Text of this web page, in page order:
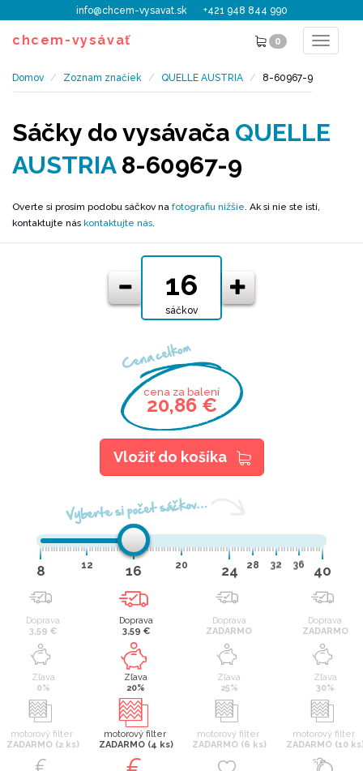
info@chcem-vysavat.sk +421 948 844 990
chcem-vysávať 0
Toggle
Domov Zoznam značiek QUELLE AUSTRIA 8-60967-9
Sáčky do vysávača QUELLE
AUSTRIA 8-60967-9
Overte si prosím podobu sáčkov na fotografiu nižšie. Ak si nie ste istí,
kontaktujte nás kontaktujte nás.
Vyberte si počet sáčkov…
8 12 16 20 24 28 32 36 40
Doprava
3,59 €
Zľava
0%
motorový filter
ZADARMO (2 ks)
Doprava
3,59 €
Zľava
20%
motorový filter
ZADARMO (4 ks)
Doprava
ZADARMO
Zľava
25%
motorový filter
ZADARMO (6 ks)
Doprava
ZADARMO
Zľava
30%
motorový filter
ZADARMO (10
sáčkov
Cena celkom
cena za balení
20,86 €
Vložiť do košíka